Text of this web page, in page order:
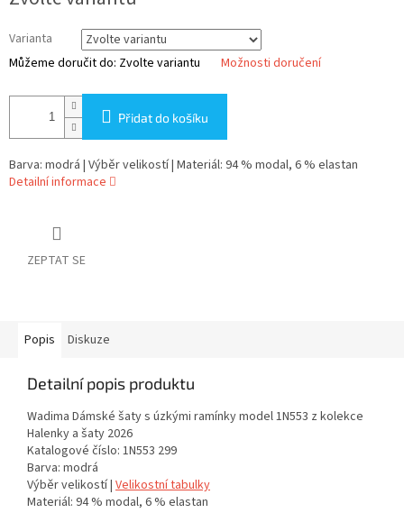
Varianta
Můžeme doručit do: Zvolte variantu Možnosti doručení
Přidat do košíku
Barva: modrá | Výběr velikostí | Materiál: 94 % modal, 6 % elastan
Detailní informace
ZEPTAT SE
Popis Diskuze
Detailní popis produktu
Wadima Dámské šaty s úzkými ramínky model 1N553 z kolekce
Halenky a šaty 2026
Katalogové číslo: 1N553 299
Barva: modrá
Výběr velikostí | Velikostní tabulky
Materiál: 94 % modal, 6 % elastan